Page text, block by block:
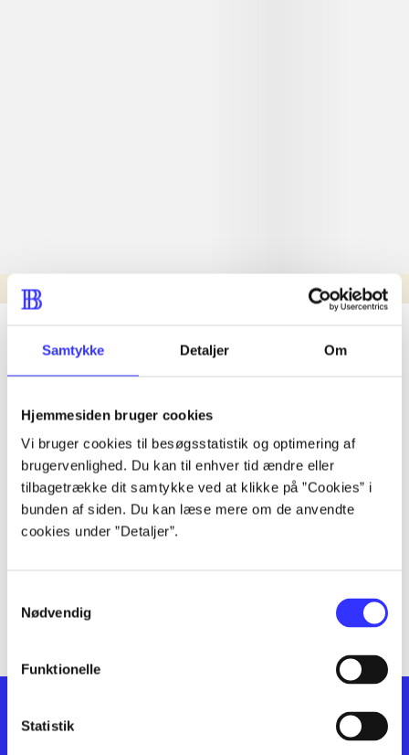
Samtykke Detaljer Om
Hjemmesiden bruger cookies
Vi bruger cookies til besøgsstatistik og optimering af
brugervenlighed. Du kan til enhver tid ændre eller
tilbagetrække dit samtykke ved at klikke på ”Cookies” i
bunden af siden. Du kan læse mere om de anvendte
cookies under ”Detaljer”.
Nødvendig
Funktionelle
Statistik
Nyhed
lorem ipsum dolor sit amet ...
lorem ipsum dolor sit amet ...
lorem ipsum dolor sit amet ...
lorem ipsum dolor sit amet ...
lorem ipsum dolor sit amet ...
lorem ipsum dolor sit amet ...
lorem ipsum dolor sit amet ...